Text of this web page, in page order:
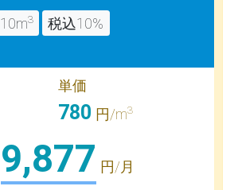
10m3 税込10%
単価
780 円/m3
9,877 円/月